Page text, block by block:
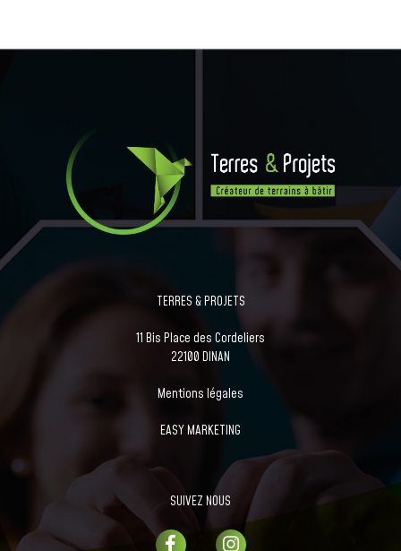
TERRES & PROJETS
11 Bis Place des Cordeliers
22100 DINAN
Mentions légales
EASY MARKETING
SUIVEZ NOUS